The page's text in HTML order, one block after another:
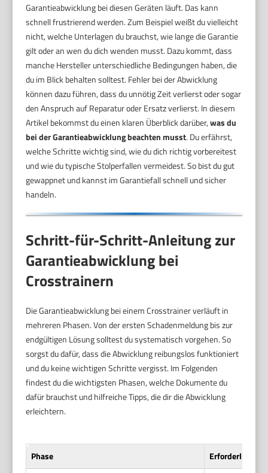
Garantieabwicklung bei diesen Geräten läuft. Das kann
schnell frustrierend werden. Zum Beispiel weißt du vielleicht
nicht, welche Unterlagen du brauchst, wie lange die Garantie
gilt oder an wen du dich wenden musst. Dazu kommt, dass
manche Hersteller unterschiedliche Bedingungen haben, die
du im Blick behalten solltest. Fehler bei der Abwicklung
können dazu führen, dass du unnötig Zeit verlierst oder sogar
den Anspruch auf Reparatur oder Ersatz verlierst. In diesem
Artikel bekommst du einen klaren Überblick darüber,was du
bei der Garantieabwicklung beachten musst. Du erfährst,
welche Schritte wichtig sind, wie du dich richtig vorbereitest
und wie du typische Stolperfallen vermeidest. So bist du gut
gewappnet und kannst im Garantiefall schnell und sicher
handeln.
Schritt-für-Schritt-Anleitung zur
Garantieabwicklung bei
Crosstrainern
Die Garantieabwicklung bei einem Crosstrainer verläuft in
mehreren Phasen. Von der ersten Schadenmeldung bis zur
endgültigen Lösung solltest du systematisch vorgehen. So
sorgst du dafür, dass die Abwicklung reibungslos funktioniert
und du keine wichtigen Schritte vergisst. Im Folgenden
findest du die wichtigsten Phasen, welche Dokumente du
dafür brauchst und hilfreiche Tipps, die dir die Abwicklung
erleichtern.
Phase
Erforderliche